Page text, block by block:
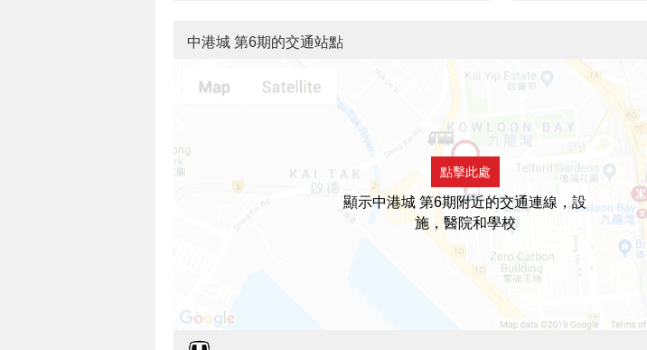
中港城 第6期的交通站點
點擊此處
顯示中港城 第6期附近的交通連線，設
施，醫院和學校